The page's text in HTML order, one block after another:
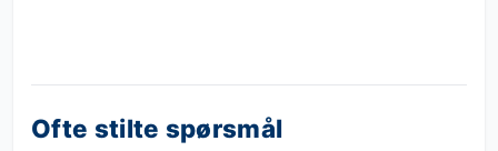
Ofte stilte spørsmål